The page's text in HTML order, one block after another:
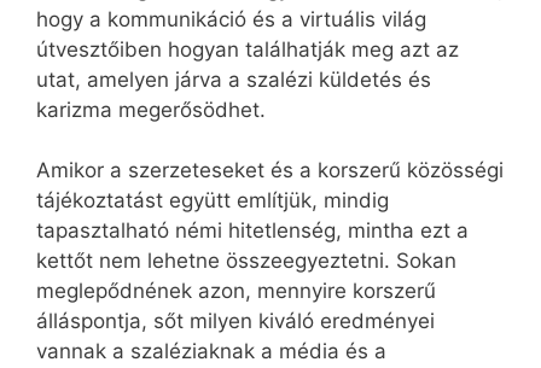
hogy a kommunikáció és a virtuális világ
útvesztőiben hogyan találhatják meg azt az
utat, amelyen járva a szalézi küldetés és
karizma megerősödhet.
Amikor a szerzeteseket és a korszerű közösségi
tájékoztatást együtt említjük, mindig
tapasztalható némi hitetlenség, mintha ezt a
kettőt nem lehetne összeegyeztetni. Sokan
meglepődnének azon, mennyire korszerű
álláspontja, sőt milyen kiváló eredményei
vannak a szaléziaknak a média és a